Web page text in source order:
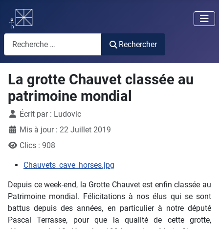
Rechercher
Rechercher
La grotte Chauvet classée au
patrimoine mondial
DétailsÉcrit par : Ludovic
Mis à jour : 22 Juillet 2019
Clics : 908
Chauvets_cave_horses.jpg
Depuis ce week-end, la Grotte Chauvet est enfin classée au
Patrimoine mondial. Félicitations à nos élus qui se sont
battus depuis des années, en particulier à notre député
Pascal Terrasse, pour que la qualité de cette grotte,